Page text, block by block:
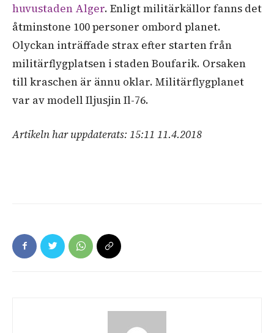
huvustaden Alger. Enligt militärkällor fanns det
åtminstone 100 personer ombord planet.
Olyckan inträffade strax efter starten från
militärflygplatsen i staden Boufarik. Orsaken
till kraschen är ännu oklar. Militärflygplanet
var av modell Iljusjin Il-76.
Artikeln har uppdaterats: 15:11 11.4.2018